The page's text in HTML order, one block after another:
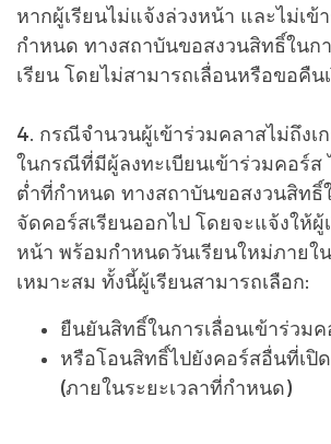
หากผู้เรียนไม่แจ้งล่วงหน้า และไม่เข้
กำหนด ทางสถาบันขอสงวนสิทธิ์ในก
เรียน โดยไม่สามารถเลื่อนหรือขอคืน
4. กรณีจำนวนผู้เข้าร่วมคลาสไม่ถึง
ในกรณีที่มีผู้ลงทะเบียนเข้าร่วมคอร์ส
ต่ำที่กำหนด ทางสถาบันขอสงวนสิทธิ์
จัดคอร์สเรียนออกไป โดยจะแจ้งให้ผู้
หน้า พร้อมกำหนดวันเรียนใหม่ภายใ
เหมาะสม ทั้งนี้ผู้เรียนสามารถเลือก:
ยืนยันสิทธิ์ในการเลื่อนเข้าร่วม
หรือโอนสิทธิ์ไปยังคอร์สอื่นที่เปิ
(ภายในระยะเวลาที่กำหนด)